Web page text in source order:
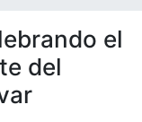
el
del